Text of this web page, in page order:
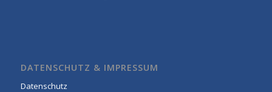
DATENSCHUTZ & IMPRESSUM
Datenschutz